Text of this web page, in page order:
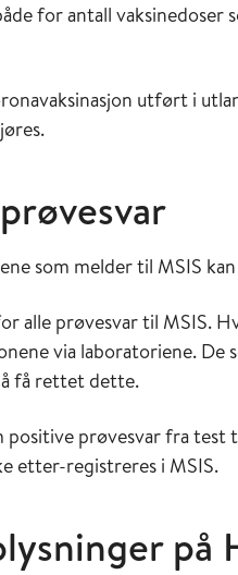
for antall vaksinedoser
utført i
som melder til MSIS
alle prøvesvar til MSIS.
via laboratoriene.
få rettet dette.
positive prøvesvar fra
etter-registreres i MSIS.
på